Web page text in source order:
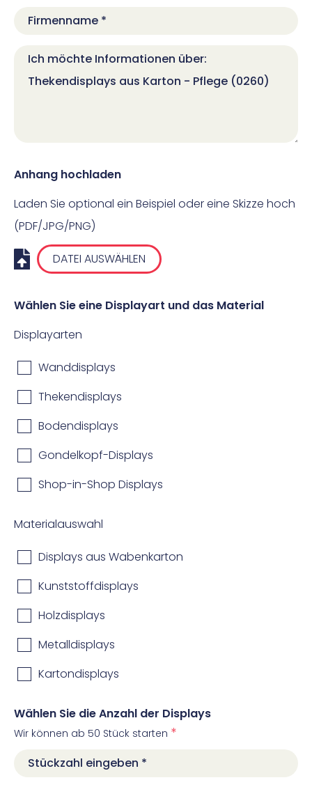
Anhang hochladen
Laden Sie optional ein Beispiel oder eine Skizze hoch
(PDF/JPG/PNG)
DATEI AUSWÄHLEN
Wählen Sie eine Displayart und das Material
Displayarten
Wanddisplays
Thekendisplays
Bodendisplays
Gondelkopf-Displays
Shop-in-Shop Displays
Materialauswahl
Displays aus Wabenkarton
Kunststoffdisplays
Holzdisplays
Metalldisplays
Kartondisplays
Wählen Sie die Anzahl der Displays
Wir können ab 50 Stück starten *